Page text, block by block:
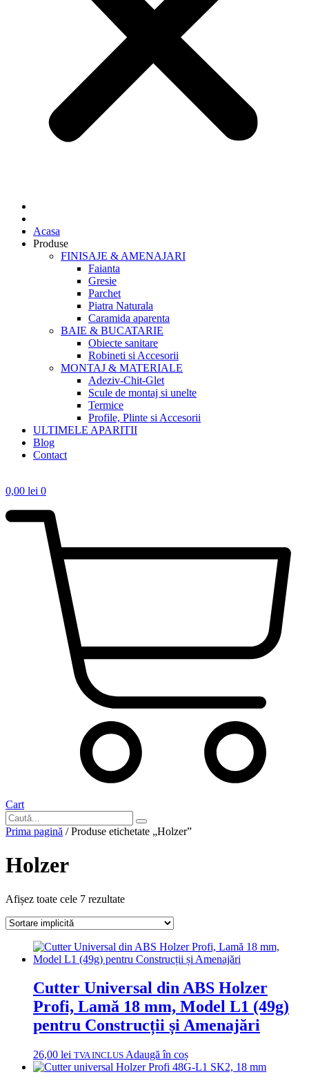
Acasa
Produse
FINISAJE & AMENAJARI
Faianta
Gresie
Parchet
Piatra Naturala
Caramida aparenta
BAIE & BUCATARIE
Obiecte sanitare
Robineti si Accesorii
MONTAJ & MATERIALE
Adeziv-Chit-Glet
Scule de montaj si unelte
Termice
Profile, Plinte si Accesorii
ULTIMELE APARITII
Blog
Contact
0,00 lei 0
Cart
Prima pagină / Produse etichetate „Holzer”
Holzer
Afișez toate cele 7 rezultate
Cutter Universal din ABS Holzer
Profi, Lamă 18 mm, Model L1 (49g)
pentru Construcții și Amenajări
26,00 lei TVA INCLUS Adaugă în coș